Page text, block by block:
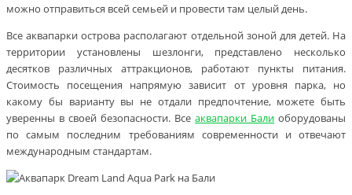
можно отправиться всей семьей и провести там целый день.
Все аквапарки острова располагают отдельной зоной для детей. На
территории установлены шезлонги, представлено несколько
десятков различных аттракционов, работают пункты питания.
Стоимость посещения напрямую зависит от уровня парка, но
какому бы варианту вы не отдали предпочтение, можете быть
уверенны в своей безопасности. Все аквапарки Бали оборудованы
по самым последним требованиям современности и отвечают
международным стандартам.